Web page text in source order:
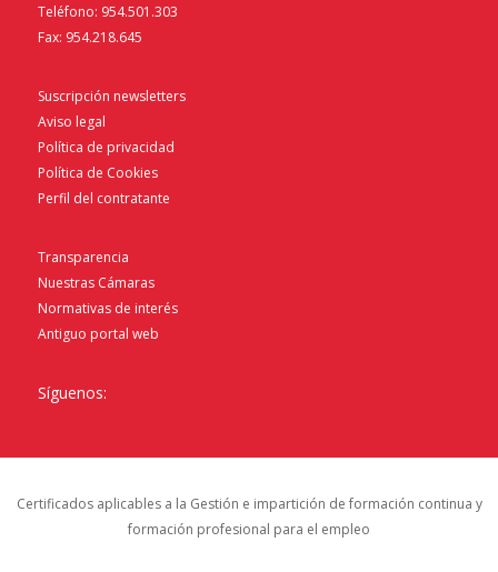
Teléfono: 954.501.303
Fax: 954.218.645
Suscripción newsletters
Aviso legal
Política de privacidad
Política de Cookies
Perfil del contratante
Transparencia
Nuestras Cámaras
Normativas de interés
Antiguo portal web
Síguenos:
Certificados aplicables a la Gestión e impartición de formación continua y
formación profesional para el empleo